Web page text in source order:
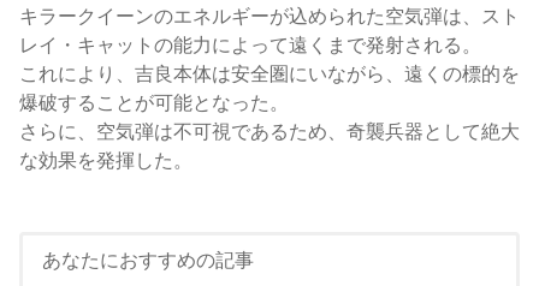
キラークイーンのエネルギーが込められた空気弾は、スト
レイ・キャットの能力によって遠くまで発射される。
これにより、吉良本体は安全圏にいながら、遠くの標的を
爆破することが可能となった。
さらに、空気弾は不可視であるため、奇襲兵器として絶大
な効果を発揮した。
あなたにおすすめの記事